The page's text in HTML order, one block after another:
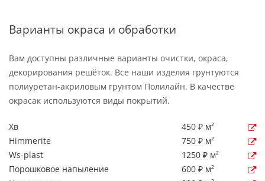
Варианты окраса и обработки
Вам доступны различные варианты очистки, окраса,
декорирования решёток. Все наши изделия грунтуются
полиуретан-акриловым грунтом Полилайн. В качестве
окрасак используются виды покрытий.
Хв
450 ₽ м²
Himmerite
750 ₽ м²
Ws-plast
1250 ₽ м²
Порошковое напыление
600 ₽ м²